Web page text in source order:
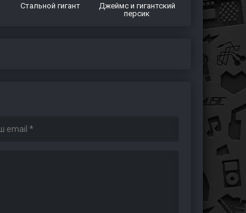
Стальной гигант
Джеймс и гигантский
персик